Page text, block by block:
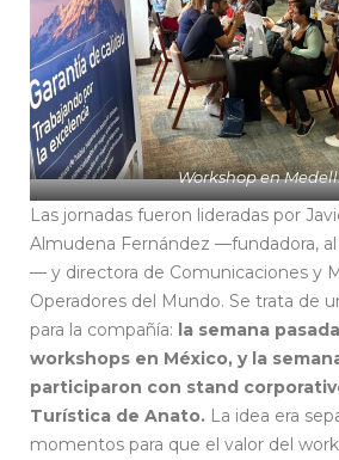
Workshop en
Las jornadas fueron lideradas por
Almudena Fernández —fundadora,
— y directora de Comunicaciones y
Operadores del Mundo. Se trata de
para la compañía: la semana
workshops en México, y la
participaron con stand
Turística de Anato. La idea era
momentos para que el valor del